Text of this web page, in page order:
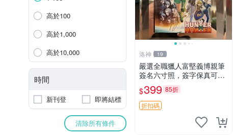
高於100
高於1,000
高於10,000
時間
新刊登 即將結標
清除所有條件
洛神 19
嚴選全職獵人富堅義博親筆
簽名六寸照，簽字保真可擦
認，全新收藏好物，限量發
售 全職獵人 富堅義博 簽名
照片
$399 85折
折扣碼